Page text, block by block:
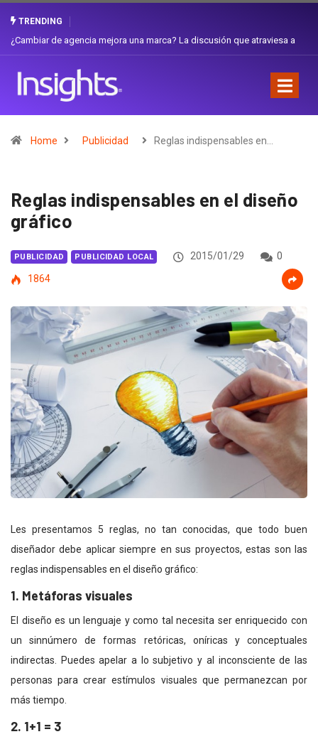
TRENDING
Gabriela Herrera y el arte de cambiarse el sombrero en Corporación
Home Publicidad Reglas indispensables en…
Reglas indispensables en el diseño
gráfico
PUBLICIDAD PUBLICIDAD LOCAL 2015/01/29
0
1864
Les presentamos 5 reglas, no tan conocidas, que todo buen
diseñador debe aplicar siempre en sus proyectos, estas son las
reglas indispensables en el diseño gráfico:
1. Metáforas visuales
El diseño es un lenguaje y como tal necesita ser enriquecido con
un sinnúmero de formas retóricas, oníricas y conceptuales
indirectas. Puedes apelar a lo subjetivo y al inconsciente de las
personas para crear estímulos visuales que permanezcan por
más tiempo.
2. 1+1 = 3